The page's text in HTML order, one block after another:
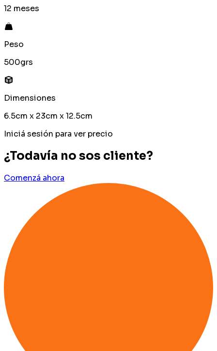
12 meses
Peso
500grs
Dimensiones
6.5cm x 23cm x 12.5cm
Iniciá sesión para ver precio
¿Todavía no sos cliente?
Comenzá ahora